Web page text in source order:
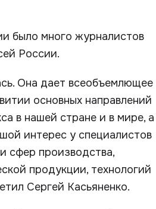
было много журналистов
России.
Она дает всеобъемлющее
основных направлений
в нашей стране и в мире, а
интерес у специалистов
сфер производства,
продукции, технологий
Сергей Касьяненко.